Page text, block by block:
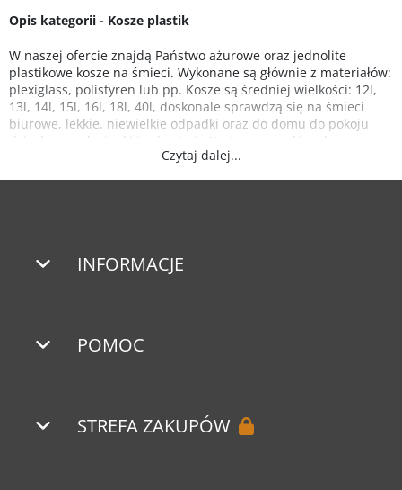
Opis kategorii - Kosze plastik
W naszej ofercie znajdą Państwo ażurowe oraz jednolite
plastikowe kosze na śmieci. Wykonane są głównie z materiałów:
plexiglass, polistyren lub pp. Kosze są średniej wielkości: 12l,
13l, 14l, 15l, 16l, 18l, 40l, doskonale sprawdzą się na śmieci
biurowe, lekkie, niewielkie odpadki oraz do domu do pokoju
dziecka oraz łazienki i w kuchni. Występują w różnych
kontrastujących barwach oraz w stonowanych kolorach. Kosze
Czytaj dalej...
INFORMACJE
POMOC
STREFA ZAKUPÓW